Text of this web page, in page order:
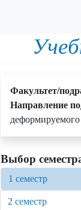
Факультет/
Направление
Выбор
1 семестр
2 семестр